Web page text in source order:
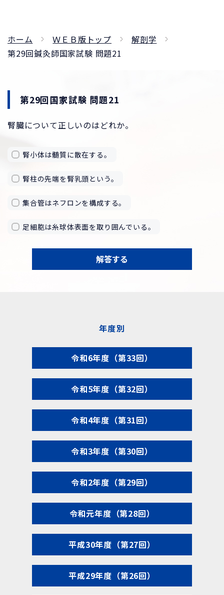
ホーム ＷＥＢ版トップ
解剖学
第29回鍼灸師国家試験 問題21
第29回国家試験 問題21
腎臓について正しいのはどれか。
腎小体は髄質に散在する。
腎柱の先端を腎乳頭という。
集合管はネフロンを構成する。
足細胞は糸球体表面を取り囲んでいる。
解答する
年度別
令和6年度（第33回）
令和5年度（第32回）
令和4年度（第31回）
令和3年度（第30回）
令和2年度（第29回）
令和元年度（第28回）
平成30年度（第27回）
平成29年度（第26回）